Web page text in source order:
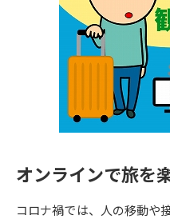
専門学校の資料請求
留学・進学関連、塾・予備校
大学入学共通テスト「受験上の
配慮案内」の請求
高等学校（情報）教員資格認定
オンラインで旅を
コロナ禍では、人の移動や